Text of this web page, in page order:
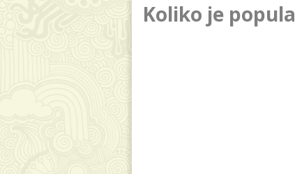
Koliko je